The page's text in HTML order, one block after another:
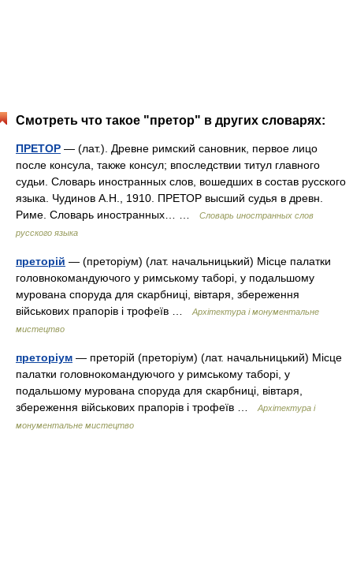
Смотреть что такое "претор" в других словарях:
ПРЕТОР — (лат.). Древне римский сановник, первое лицо
после консула, также консул; впоследствии титул главного
судьи. Словарь иностранных слов, вошедших в состав русского
языка. Чудинов А.Н., 1910. ПРЕТОР высший судья в древн.
Риме. Словарь иностранных… …
Словарь иностранных слов
русского языка
преторій — (преторіум) (лат. начальницький) Місце палатки
головнокомандуючого у римському таборі, у подальшому
мурована споруда для скарбниці, вівтаря, збереження
військових прапорів і трофеїв …
Архітектура і монументальне
мистецтво
преторіум — преторій (преторіум) (лат. начальницький) Місце
палатки головнокомандуючого у римському таборі, у
подальшому мурована споруда для скарбниці, вівтаря,
збереження військових прапорів і трофеїв …
Архітектура і
монументальне мистецтво